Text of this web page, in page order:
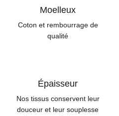
Moelleux
Coton et rembourrage de
qualité
Épaisseur
Nos tissus conservent leur
douceur et leur souplesse